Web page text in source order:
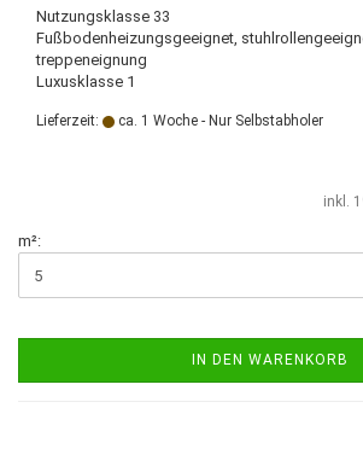
Nutzungsklasse 33
Fußbodenheizungsgeeignet,
treppeneignung
Luxusklasse 1
Lieferzeit: ca. 1 Woche - Nur Selbstabholer
inkl.
m²:
IN DEN WARENKORB